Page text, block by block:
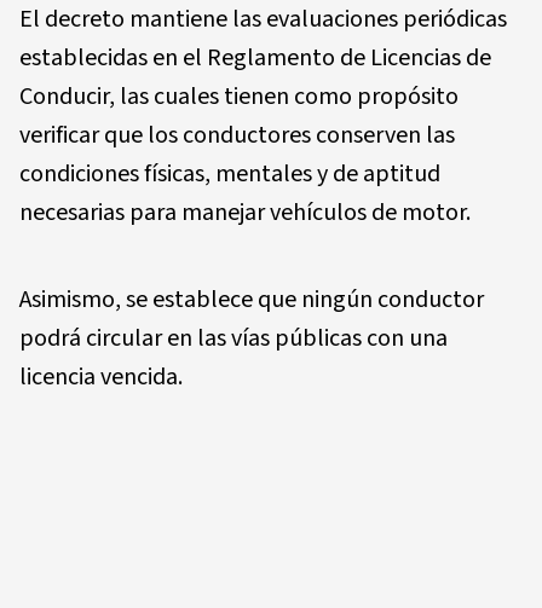
El decreto mantiene las evaluaciones periódicas
establecidas en el Reglamento de Licencias de
Conducir, las cuales tienen como propósito
verificar que los conductores conserven las
condiciones físicas, mentales y de aptitud
necesarias para manejar vehículos de motor.
Asimismo, se establece que ningún conductor
podrá circular en las vías públicas con una
licencia vencida.